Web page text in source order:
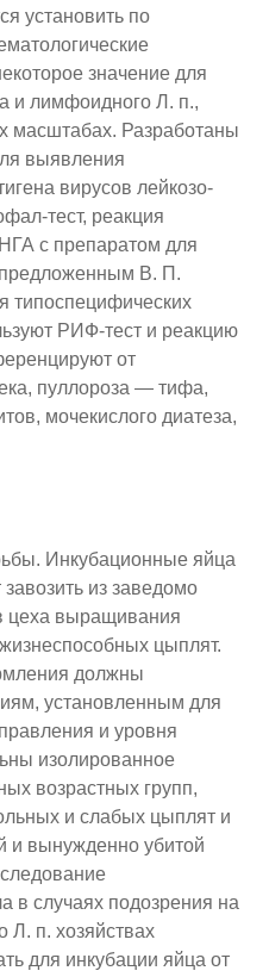
установить по
значение для
и лимфоидного Л. п.,
масштабах. Разработаны
выявления
вирусов лейкозо-
тест, реакция
с препаратом для
В. П.
типоспецифических
РИФ-тест и реакцию
от
пуллороза — тифа,
мочекислого диатеза,
Инкубационные яйца
из заведомо
цеха выращивания
цыплят.
должны
установленным для
и уровня
изолированное
возрастных групп,
и слабых цыплят и
и вынужденно убитой
в случаях подозрения на
Л. п. хозяйствах
для инкубации яйца от